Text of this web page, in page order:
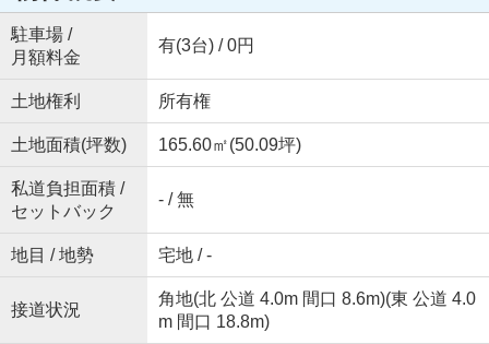
駐車場 /
月額料金
有(3台) / 0円
土地権利 所有権
土地面積(坪数) 165.60㎡(50.09坪)
私道負担面積 /
セットバック
- / 無
地目 / 地勢 宅地 / -
接道状況
角地(北 公道 4.0m 間口 8.6m)(東 公道 4.0
m 間口 18.8m)